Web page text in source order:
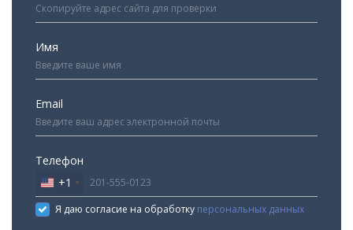
Имя
Email
Телефон
United
States
+1
+1
Я даю согласие на обработку персональных данных